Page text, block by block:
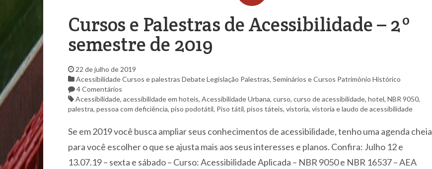
Cursos e Palestras de Acessibilidade – 2º
semestre de 2019
22 de julho de 2019
AcessibilidadeCursos e palestras DebateLegislação Palestras, Seminários e Cursos Patrimônio Histórico
4 Comentários
Acessibilidade, acessibilidade em hoteis, Acessibilidade Urbana, curso, curso de acessibilidade, hotel, NBR 9050,
palestra, pessoa com deficiência, piso podotátil, Piso tátil, pisos táteis, vistoria, vistoria e laudo de acessibilidade
Se em 2019 você busca ampliar seus conhecimentos de acessibilidade, tenho uma agenda cheia
para você escolher o que se ajusta mais aos seus interesses e planos. Confira: Julho 12 e
13.07.19 – sexta e sábado – Curso: Acessibilidade Aplicada – NBR 9050 e NBR 16537 – AEA